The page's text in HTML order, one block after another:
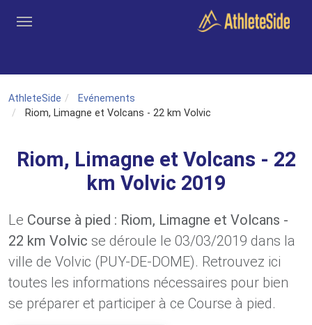
AthleteSide
Evénements
Riom, Limagne et Volcans - 22 km Volvic
Riom, Limagne et Volcans - 22
km Volvic 2019
Le Course à pied : Riom, Limagne et Volcans -
22 km Volvic se déroule le 03/03/2019 dans la
ville de Volvic (PUY-DE-DOME). Retrouvez ici
toutes les informations nécessaires pour bien
se préparer et participer à ce Course à pied.